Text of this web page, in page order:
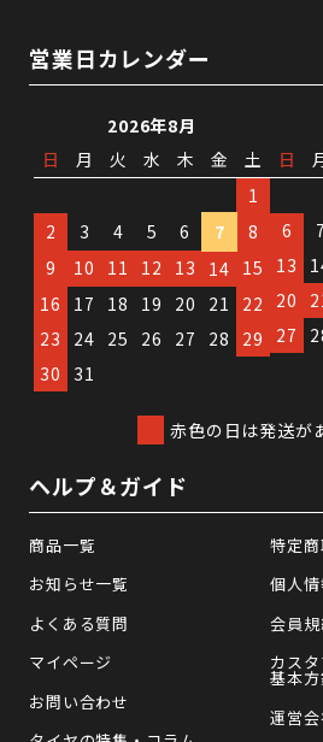
営業日カレンダー
2026年8月
日
月 火 水 木 金
土
1
2
3 4 5 6 7
8
9
10 11 12 13 14 15
16
17 18 19 20 21
22
23
24 25 26 27 28
29
30
31
日
6
7
13
20
27
赤色の日は発送が
ヘルプ＆ガイド
商品一覧
お知らせ一覧
よくある質問
マイページ
お問い合わせ
特定
個人
会員
カス
基本
運営